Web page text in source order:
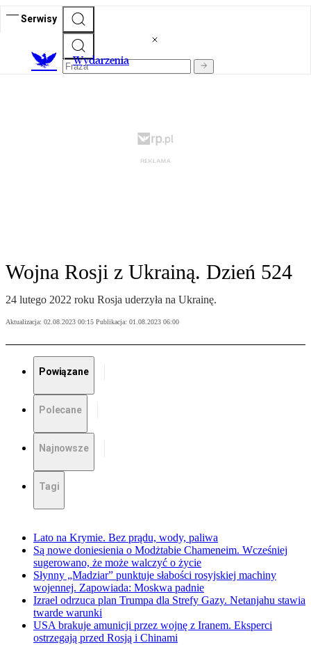
Serwisy
Wydarzenia
Wojna Rosji z Ukrainą. Dzień 524
24 lutego 2022 roku Rosja uderzyła na Ukrainę.
Aktualizacja: 02.08.2023 00:15 Publikacja: 01.08.2023 06:00
Powiązane
Polecane
Najnowsze
Tagi
Lato na Krymie. Bez prądu, wody, paliwa
Są nowe doniesienia o Modżtabie Chameneim. Wcześniej
sugerowano, że może walczyć o życie
Słynny „Madziar” punktuje słabości rosyjskiej machiny
wojennej. Zapowiada: Moskwa padnie
Izrael odrzuca plan Trumpa dla Strefy Gazy. Netanjahu stawia
twarde warunki
USA brakuje amunicji przez wojnę z Iranem. Eksperci
ostrzegają przed Rosją i Chinami